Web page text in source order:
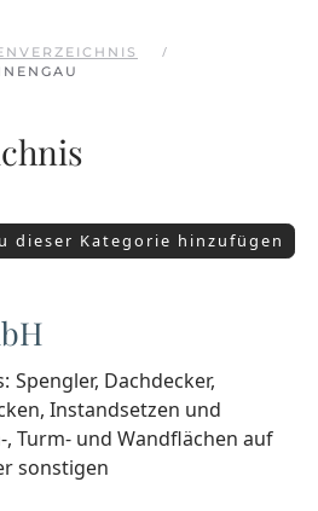
dieser Kategorie hinzufügen
Spengler, Dachdecker,
Instandsetzen und
Turm- und Wandflächen auf
sonstigen